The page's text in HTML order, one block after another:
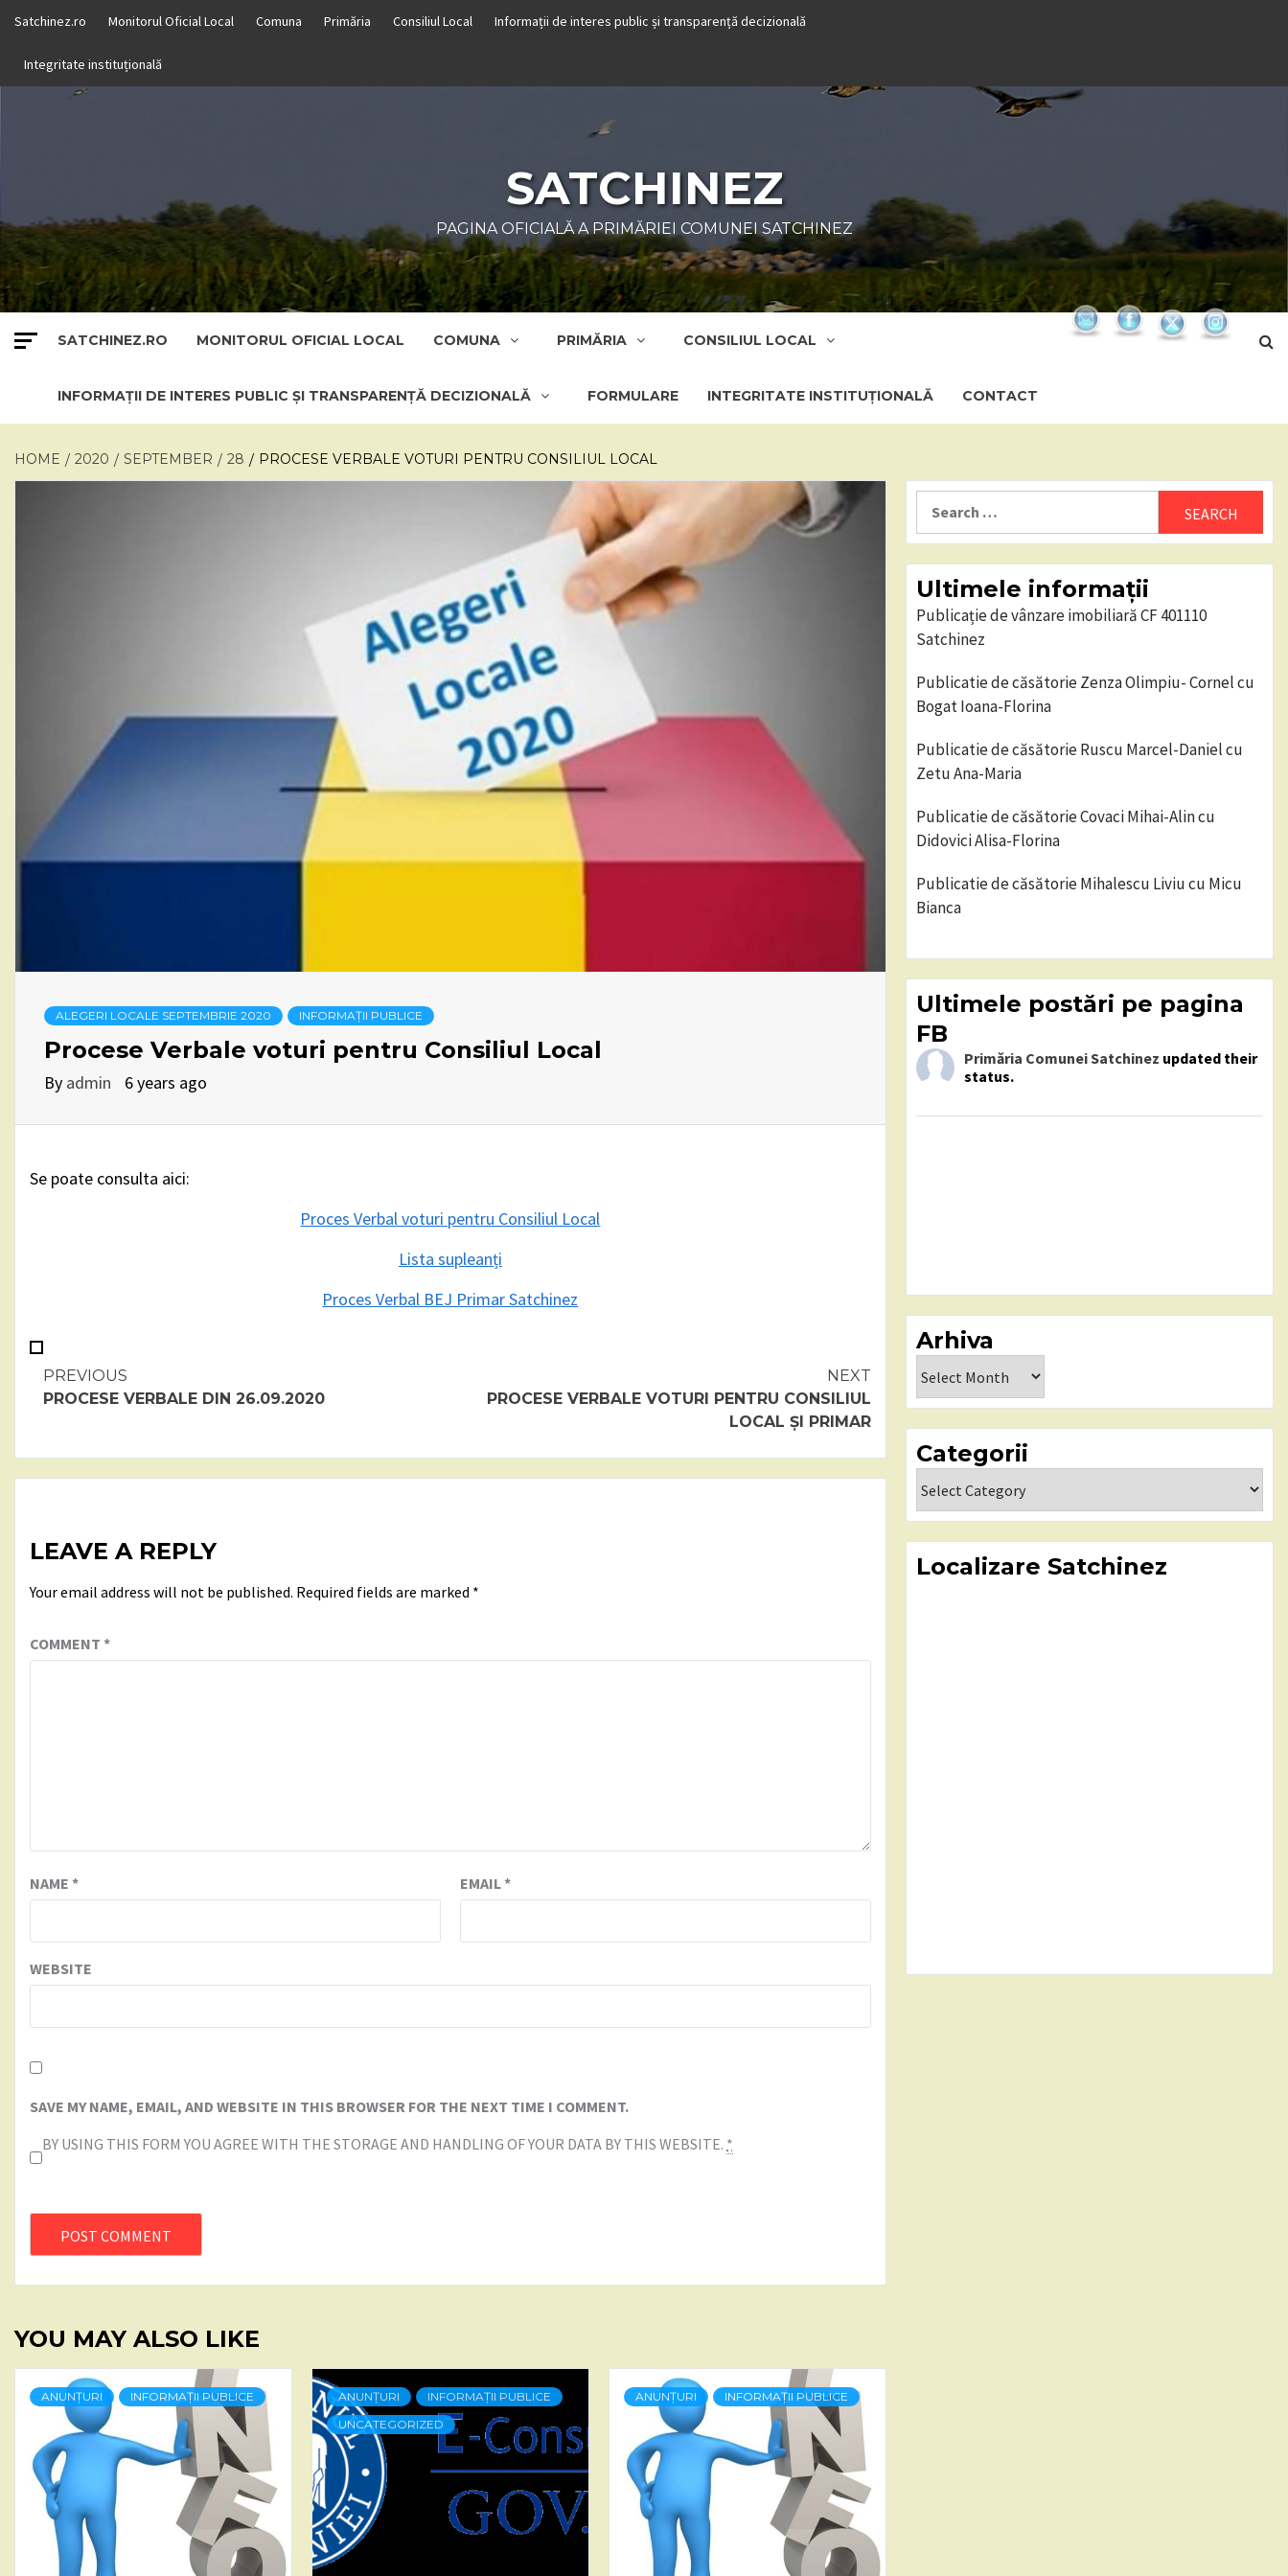
content
Satchinez.ro Monitorul Oficial Local Comuna Primăria Consiliul Local Informații de interes public și transparență decizională
Integritate instituțională
SATCHINEZ
PAGINA OFICIALĂ A PRIMĂRIEI COMUNEI SATCHINEZ
SATCHINEZ.RO MONITORUL OFICIAL LOCAL COMUNA PRIMĂRIA CONSILIUL LOCAL
INFORMAȚII DE INTERES PUBLIC ȘI TRANSPARENȚĂ DECIZIONALĂ FORMULARE INTEGRITATE INSTITUȚIONALĂ CONTACT
HOME 2020 SEPTEMBER 28 PROCESE VERBALE VOTURI PENTRU CONSILIUL LOCAL
ALEGERI LOCALE SEPTEMBRIE 2020 INFORMAȚII PUBLICE
Procese Verbale voturi pentru Consiliul Local
By admin 6 years ago
Se poate consulta aici:
Proces Verbal voturi pentru Consiliul Local
Lista supleanți
Proces Verbal BEJ Primar Satchinez
Continue
PREVIOUS
PROCESE VERBALE DIN 26.09.2020
NEXT
PROCESE VERBALE VOTURI PENTRU CONSILIUL
LOCAL ȘI PRIMAR
LEAVE A REPLY
Your email address will not be published. Required fields are marked *
COMMENT *
NAME * EMAIL*
WEBSITE
SAVE MY NAME, EMAIL, AND WEBSITE IN THIS BROWSER FOR THE NEXT TIME I COMMENT.
BY USING THIS FORM YOU AGREE WITH THE STORAGE AND HANDLING OF YOUR DATA BY THIS WEBSITE. *
YOU MAY ALSO LIKE
ANUNȚURI INFORMAȚII PUBLICE ANUNȚURI
INFORMAȚII PUBLICE
UNCATEGORIZED
ANUNȚURI INFORMAȚII PUBLICE
Ultimele informații
Publicație de vânzare imobiliară CF 401110
Satchinez
Publicatie de căsătorie Zenza Olimpiu- Cornel cu
Bogat Ioana-Florina
Publicatie de căsătorie Ruscu Marcel-Daniel cu
Zetu Ana-Maria
Publicatie de căsătorie Covaci Mihai-Alin cu
Didovici Alisa-Florina
Publicatie de căsătorie Mihalescu Liviu cu Micu
Bianca
Ultimele postări pe pagina
FB
Primăria Comunei Satchinez updated their
status.
Arhiva
Categorii
Localizare Satchinez